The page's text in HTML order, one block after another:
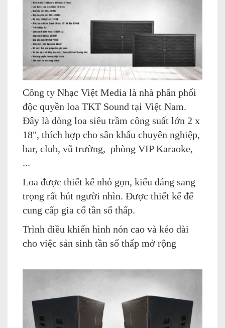
Công ty Nhạc Việt Media là nhà phân phối
độc quyền loa TKT Sound tại Việt Nam.
Đây là dòng loa siêu trầm công suất lớn 2 x
18", thích hợp cho sân khấu chuyên nghiệp,
bar, club, vũ trường, phòng VIP Karaoke,
...
Loa được thiết kế nhỏ gọn, kiểu dáng sang
trọng rất hút người nhìn. Được thiết kế để
cung cấp gia cố tần số thấp.
Trình điều khiển hình nón cao và kéo dài
cho việc sản sinh tần số thấp mở rộng